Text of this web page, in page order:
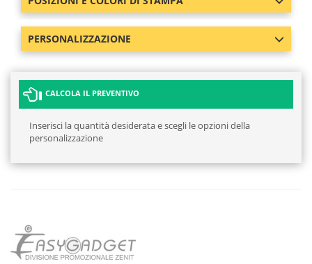
PERSONALIZZAZIONE
CALCOLA IL PREVENTIVO
Inserisci la quantità desiderata e scegli le opzioni della
personalizzazione